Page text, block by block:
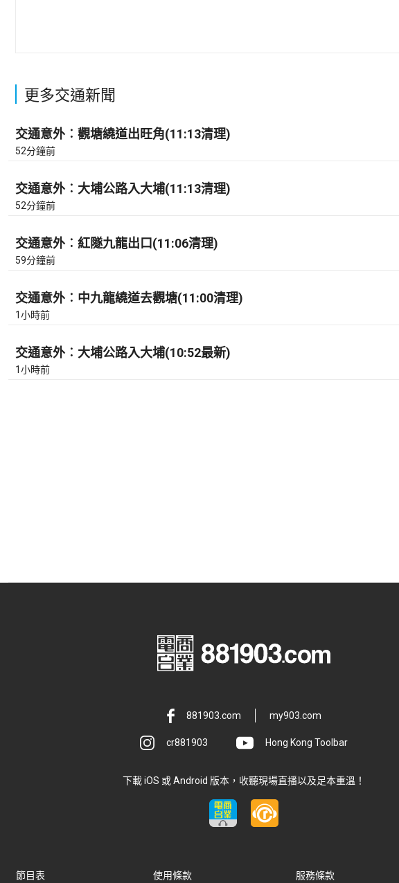
更多交通新聞
交通意外︰觀塘繞道出旺角(11:13清理)
52分鐘前
交通意外︰大埔公路入大埔(11:13清理)
52分鐘前
交通意外︰紅隧九龍出口(11:06清理)
59分鐘前
交通意外︰中九龍繞道去觀塘(11:00清理)
1小時前
交通意外︰大埔公路入大埔(10:52最新)
1小時前
881903.com my903.com
cr881903 Hong Kong Toolbar
下載 iOS 或 Android 版本，收聽現場直播以及足本重溫！
節目表 使用條款 服務條款